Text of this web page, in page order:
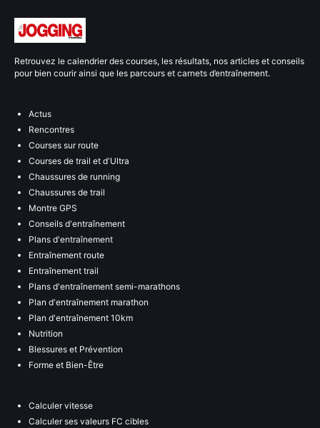
Retrouvez le calendrier des courses, les résultats, nos articles et conseils
pour bien courir ainsi que les parcours et carnets d’entraînement.
Actus
Rencontres
Courses sur route
Courses de trail et d'Ultra
Chaussures de running
Chaussures de trail
Montre GPS
Conseils d'entraînement
Plans d'entraînement
Entraînement route
Entraînement trail
Plans d'entraînement semi-marathons
Plan d'entraînement marathon
Plan d'entraînement 10km
Nutrition
Blessures et Prévention
Forme et Bien-Être
Calculer vitesse
Calculer ses valeurs FC cibles